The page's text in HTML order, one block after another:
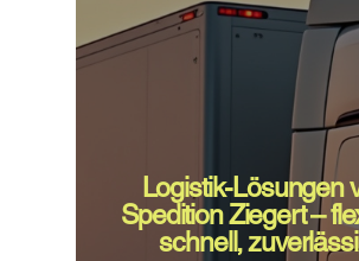
Logistik-Lösungen
Spedition Ziegert –
schnell,